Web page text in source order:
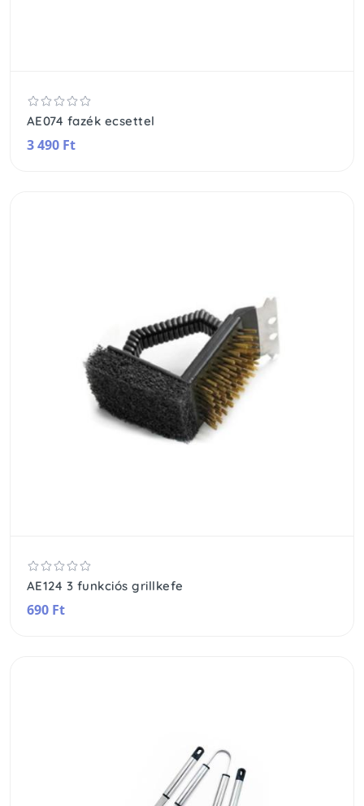
AE074 fazék ecsettel
3 490 Ft
AE124 3 funkciós grillkefe
690 Ft